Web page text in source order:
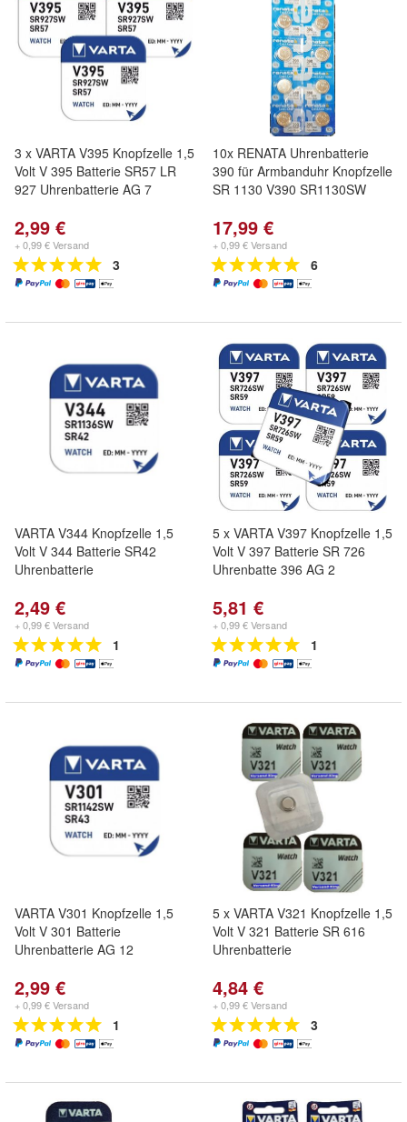
3 x VARTA V395 Knopfzelle 1,5
Volt V 395 Batterie SR57 LR
927 Uhrenbatterie AG 7
2,99 €
+ 0,99 € Versand
3
10x RENATA Uhrenbatterie
390 für Armbanduhr Knopfzelle
SR 1130 V390 SR1130SW
17,99 €
+ 0,99 € Versand
6
VARTA V344 Knopfzelle 1,5
Volt V 344 Batterie SR42
Uhrenbatterie
2,49 €
+ 0,99 € Versand
1
5 x VARTA V397 Knopfzelle 1,5
Volt V 397 Batterie SR 726
Uhrenbatte 396 AG 2
5,81 €
+ 0,99 € Versand
1
VARTA V301 Knopfzelle 1,5
Volt V 301 Batterie
Uhrenbatterie AG 12
2,99 €
+ 0,99 € Versand
1
5 x VARTA V321 Knopfzelle 1,5
Volt V 321 Batterie SR 616
Uhrenbatterie
4,84 €
+ 0,99 € Versand
3